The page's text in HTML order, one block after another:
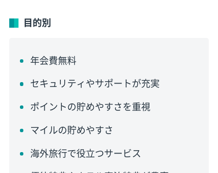
目的別
年会費無料
セキュリティやサポートが充実
ポイントの貯めやすさを重視
マイルの貯めやすさ
海外旅行で役立つサービス